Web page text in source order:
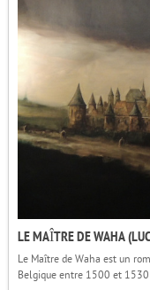
LE MAÎTRE DE WAHA
Le Maître de Waha est un
Belgique entre 1500 et